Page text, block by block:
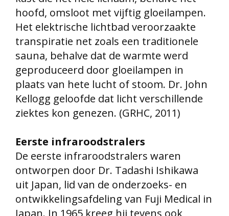
hoofd, omsloot met vijftig gloeilampen.
Het elektrische lichtbad veroorzaakte
transpiratie net zoals een traditionele
sauna, behalve dat de warmte werd
geproduceerd door gloeilampen in
plaats van hete lucht of stoom. Dr. John
Kellogg geloofde dat licht verschillende
ziektes kon genezen. (GRHC, 2011)
Eerste infraroodstralers
De eerste infraroodstralers waren
ontworpen door Dr. Tadashi Ishikawa
uit Japan, lid van de onderzoeks- en
ontwikkelingsafdeling van Fuji Medical in
Japan. In 1965 kreeg hij tevens ook